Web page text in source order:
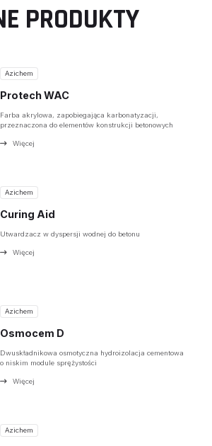
O NAS
PRODUCENCI
BAZA WIEDZY
KONTAKT
PRODUKTY
Azichem
Protech WAC
Farba akrylowa, zapobiegająca karbonatyzacji,
przeznaczona do elementów konstrukcji betonowych
Więcej
Azichem
Curing Aid
Utwardzacz w dyspersji wodnej do betonu
Więcej
Azichem
Osmocem D
Dwuskładnikowa osmotyczna hydroizolacja cementowa
o niskim module sprężystości
Więcej
Azichem